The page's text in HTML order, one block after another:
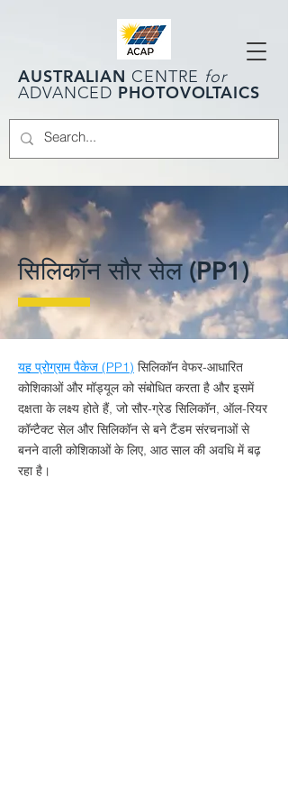
AUSTRALIAN CENTRE for
ADVANCED PHOTOVOLTAICS
सिलिकॉन सौर सेल (PP1)
यह प्रोग्राम पैकेज (PP1) सिलिकॉन वेफर-आधारित
कोशिकाओं और मॉड्यूल को संबोधित करता है और इसमें
दक्षता के लक्ष्य होते हैं, जो सौर-ग्रेड सिलिकॉन, ऑल-रियर
कॉन्टैक्ट सेल और सिलिकॉन से बने टैंडम संरचनाओं से
बनने वाली कोशिकाओं के लिए, आठ साल की अवधि में बढ़
रहा है।